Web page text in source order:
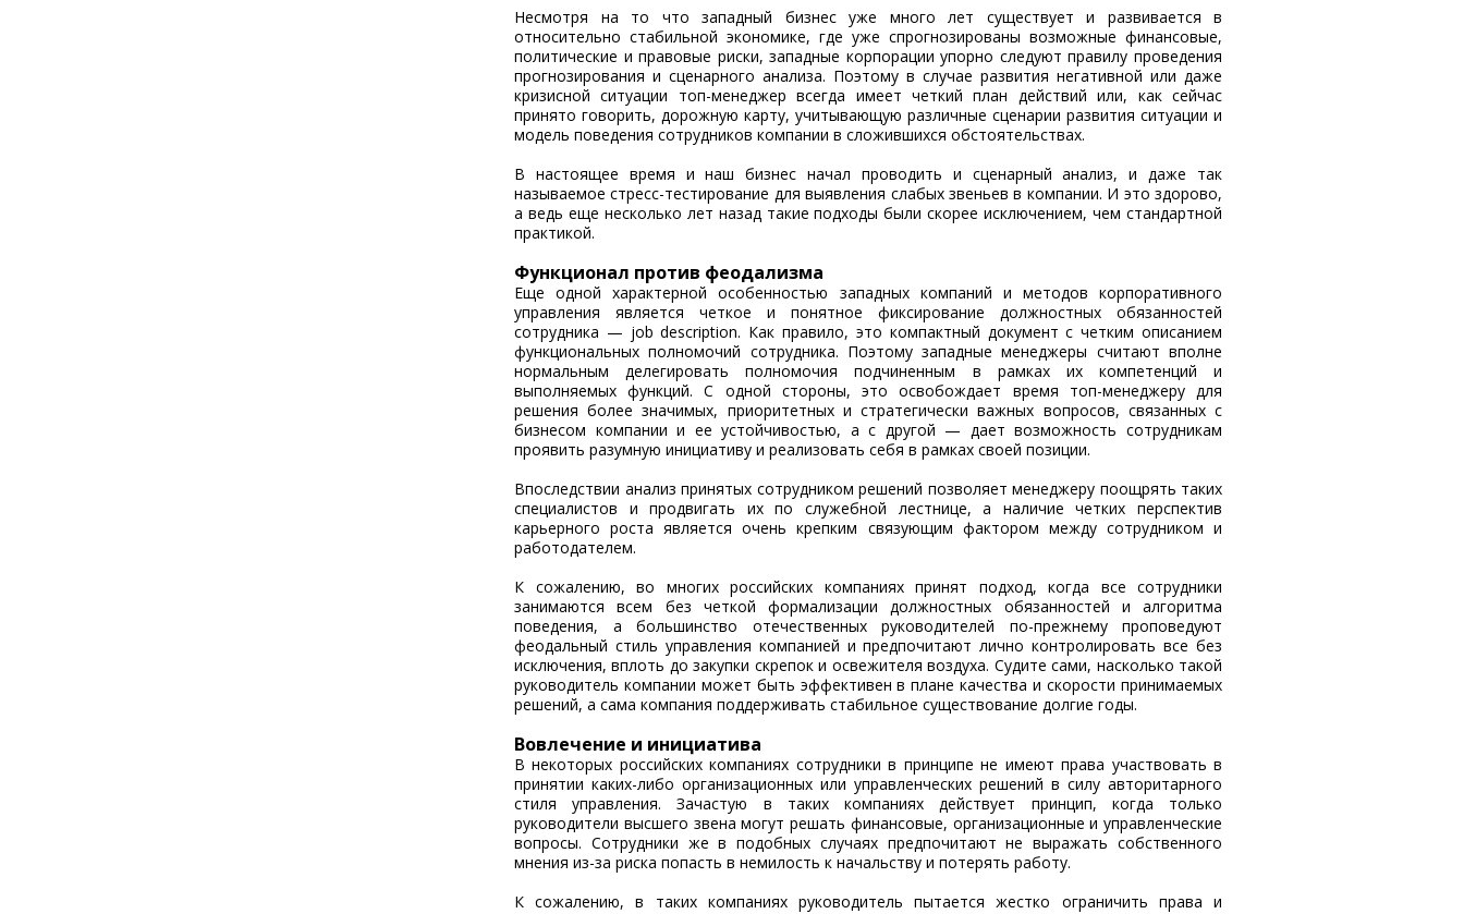
Несмотря на то что западный бизнес уже много лет существует и развивается в
относительно стабильной экономике, где уже спрогнозированы возможные финансовые,
политические и правовые риски, западные корпорации упорно следуют правилу проведения
прогнозирования и сценарного анализа. Поэтому в случае развития негативной или даже
кризисной ситуации топ-менеджер всегда имеет четкий план действий или, как сейчас
принято говорить, дорожную карту, учитывающую различные сценарии развития ситуации и
модель поведения сотрудников компании в сложившихся обстоятельствах.
В настоящее время и наш бизнес начал проводить и сценарный анализ, и даже так
называемое стресс-тестирование для выявления слабых звеньев в компании. И это здорово,
а ведь еще несколько лет назад такие подходы были скорее исключением, чем стандартной
практикой.
Функционал против феодализма
Еще одной характерной особенностью западных компаний и методов корпоративного
управления является четкое и понятное фиксирование должностных обязанностей
сотрудника — job description. Как правило, это компактный документ с четким описанием
функциональных полномочий сотрудника. Поэтому западные менеджеры считают вполне
нормальным делегировать полномочия подчиненным в рамках их компетенций и
выполняемых функций. С одной стороны, это освобождает время топ-менеджеру для
решения более значимых, приоритетных и стратегически важных вопросов, связанных с
бизнесом компании и ее устойчивостью, а с другой — дает возможность сотрудникам
проявить разумную инициативу и реализовать себя в рамках своей позиции.
Впоследствии анализ принятых сотрудником решений позволяет менеджеру поощрять таких
специалистов и продвигать их по служебной лестнице, а наличие четких перспектив
карьерного роста является очень крепким связующим фактором между сотрудником и
работодателем.
К сожалению, во многих российских компаниях принят подход, когда все сотрудники
занимаются всем без четкой формализации должностных обязанностей и алгоритма
поведения, а большинство отечественных руководителей по-прежнему проповедуют
феодальный стиль управления компанией и предпочитают лично контролировать все без
исключения, вплоть до закупки скрепок и освежителя воздуха. Судите сами, насколько такой
руководитель компании может быть эффективен в плане качества и скорости принимаемых
решений, а сама компания поддерживать стабильное существование долгие годы.
Вовлечение и инициатива
В некоторых российских компаниях сотрудники в принципе не имеют права участвовать в
принятии каких-либо организационных или управленческих решений в силу авторитарного
стиля управления. Зачастую в таких компаниях действует принцип, когда только
руководители высшего звена могут решать финансовые, организационные и управленческие
вопросы. Сотрудники же в подобных случаях предпочитают не выражать собственного
мнения из-за риска попасть в немилость к начальству и потерять работу.
К сожалению, в таких компаниях руководитель пытается жестко ограничить права и